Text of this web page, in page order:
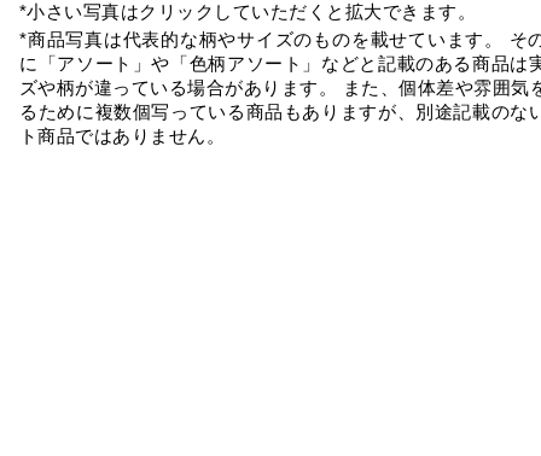
*小さい写真はクリックしていただくと拡大できます。
*商品写真は代表的な柄やサイズのものを載せています。 そ
に「アソート」や「色柄アソート」などと記載のある商品は
ズや柄が違っている場合があります。 また、個体差や雰囲気
るために複数個写っている商品もありますが、別途記載のな
ト商品ではありません。